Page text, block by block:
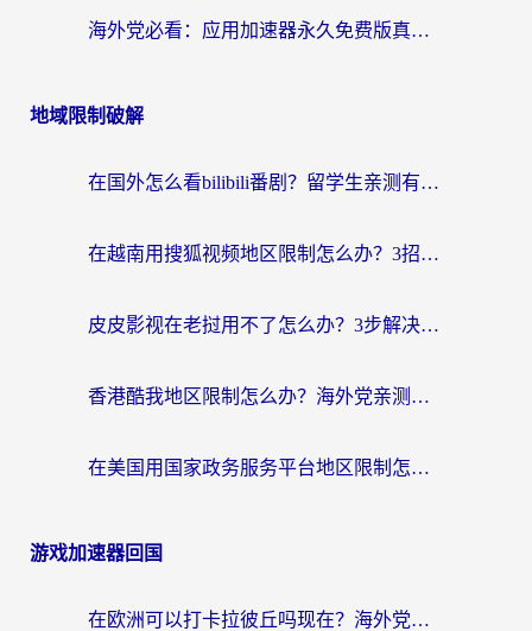
海外党必看：应用加速器永久免费版真的靠谱吗？教你选对回国加速器无缝刷国内资源
地域限制破解
在国外怎么看bilibili番剧？留学生亲测有效的地域限制突破指南（附酷我酷狗音乐解决方法）
在越南用搜狐视频地区限制怎么办？3招解决海外看国内剧难题（附西瓜视频CCTV观看技巧）
皮皮影视在老挝用不了怎么办？3步解决海外看国内影视&财经的痛点
香港酷我地区限制怎么办？海外党亲测有效的回国加速方案来了
在美国用国家政务服务平台地区限制怎么办？海外华人必备的突破攻略（附追剧看片技巧）
游戏加速器回国
在欧洲可以打卡拉彼丘吗现在？海外党国服游戏加速器终极避坑指南